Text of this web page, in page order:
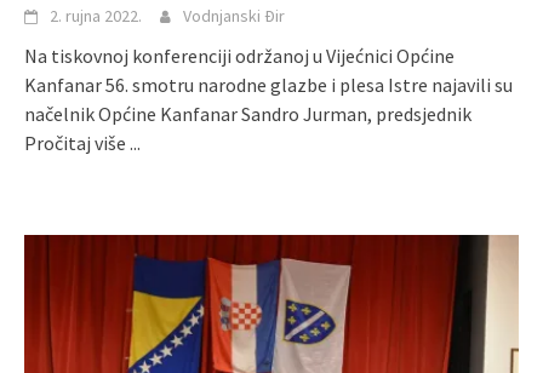
2. rujna 2022. Vodnjanski Đir
Na tiskovnoj konferenciji održanoj u Vijećnici Općine
Kanfanar 56. smotru narodne glazbe i plesa Istre najavili su
načelnik Općine Kanfanar Sandro Jurman, predsjednik
Pročitaj više ...